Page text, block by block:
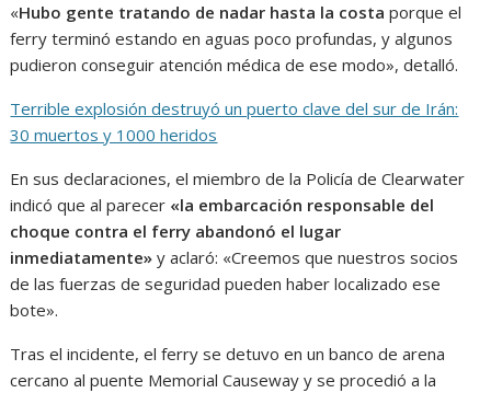
«Hubo gente tratando de nadar hasta la costa porque el
ferry terminó estando en aguas poco profundas, y algunos
pudieron conseguir atención médica de ese modo», detalló.
Terrible explosión destruyó un puerto clave del sur de Irán:
30 muertos y 1000 heridos
En sus declaraciones, el miembro de la Policía de Clearwater
indicó que al parecer «la embarcación responsable del
choque contra el ferry abandonó el lugar
inmediatamente» y aclaró: «Creemos que nuestros socios
de las fuerzas de seguridad pueden haber localizado ese
bote».
Tras el incidente, el ferry se detuvo en un banco de arena
cercano al puente Memorial Causeway y se procedió a la